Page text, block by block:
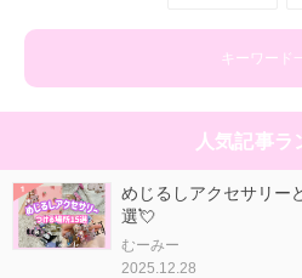
キーワード
人気記事ラ
めじるしアクセサリー
選💘
むーみー
2025.12.28